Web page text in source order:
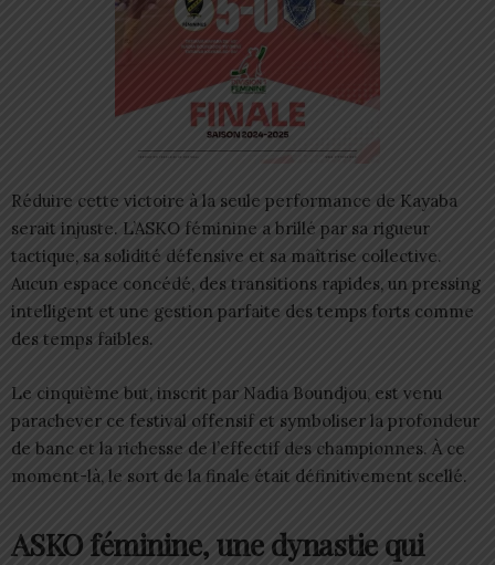
Réduire cette victoire à la seule performance de Kayaba
serait injuste. L’ASKO féminine a brillé par sa rigueur
tactique, sa solidité défensive et sa maîtrise collective.
Aucun espace concédé, des transitions rapides, un pressing
intelligent et une gestion parfaite des temps forts comme
des temps faibles.
Le cinquième but, inscrit par Nadia Boundjou, est venu
parachever ce festival offensif et symboliser la profondeur
de banc et la richesse de l’effectif des championnes. À ce
moment-là, le sort de la finale était définitivement scellé.
ASKO féminine, une dynastie qui